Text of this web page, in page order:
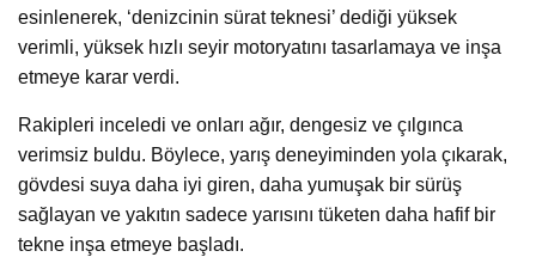
esinlenerek, ‘denizcinin sürat teknesi’ dediği yüksek
verimli, yüksek hızlı seyir motoryatını tasarlamaya ve inşa
etmeye karar verdi.
Rakipleri inceledi ve onları ağır, dengesiz ve çılgınca
verimsiz buldu. Böylece, yarış deneyiminden yola çıkarak,
gövdesi suya daha iyi giren, daha yumuşak bir sürüş
sağlayan ve yakıtın sadece yarısını tüketen daha hafif bir
tekne inşa etmeye başladı.